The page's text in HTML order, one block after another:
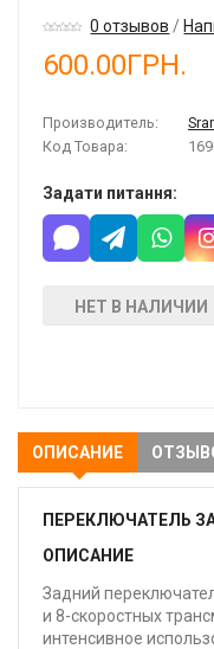
0 отзывов /
600.00ГРН.
Производитель:
Код Товара:
Задати питання:
НЕТ В НАЛИЧИИ
ОПИСАНИЕ
ПЕРЕКЛЮЧАТЕЛЬ
ОПИСАНИЕ
Задний
и 8-скоростных
интенсивное